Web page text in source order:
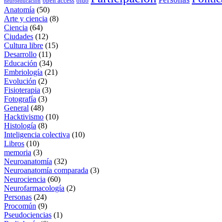
Anatomía (50)
Arte y ciencia (8)
Ciencia (64)
Ciudades (12)
Cultura libre (15)
Desarrollo (11)
Educación (34)
Embriología (21)
Evolución (2)
Fisioterapia (3)
Fotografía (3)
General (48)
Hacktivismo (10)
Histología (8)
Inteligencia colectiva (10)
Libros (10)
memoria (3)
Neuroanatomía (32)
Neuroanatomía comparada (3)
Neurociencia (60)
Neurofarmacología (2)
Personas (24)
Procomún (9)
Pseudociencias (1)